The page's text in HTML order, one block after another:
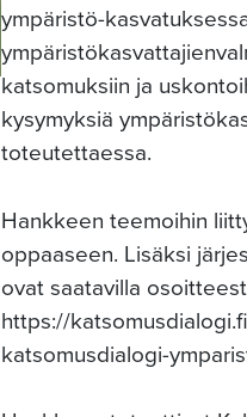
ympäristö-
katsomuksiin ja
kysymyksiä
toteutettaessa.
Hankkeen teemoihin
oppaaseen. Lisäksi
ovat saatavilla
https://
katsomusdialogi-